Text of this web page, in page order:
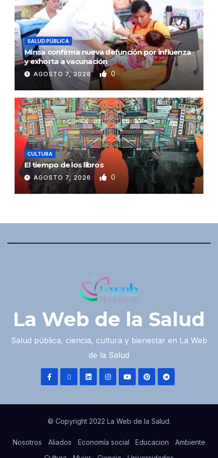
SALUD PÚBLICA
Minsa confirma nueva defunción por influenza
y exhorta a vacunación
AGOSTO 7, 2026 0
CULTURA
El tiempo de los libros
AGOSTO 7, 2026 0
La Web de la Salud
Salud pública, ciencia, cultura y bienestar en La Web
de la Salud
© Copyright 2022 La Web de la Salud.
Nosotros Aliados Economía social Educacion
Ambiente